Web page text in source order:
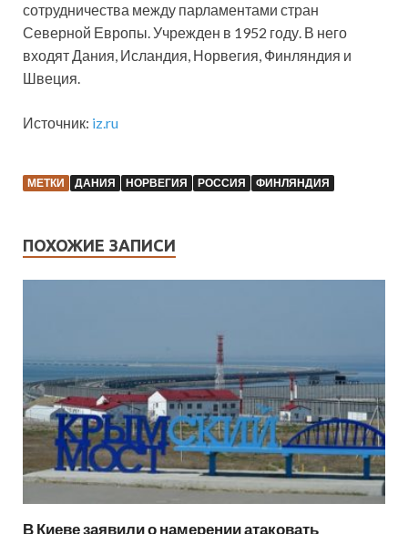
сотрудничества между парламентами стран
Северной Европы. Учрежден в 1952 году. В него
входят Дания, Исландия, Норвегия, Финляндия и
Швеция.
Источник: iz.ru
МЕТКИ ДАНИЯ НОРВЕГИЯ РОССИЯ ФИНЛЯНДИЯ
ПОХОЖИЕ ЗАПИСИ
В Киеве заявили о намерении атаковать